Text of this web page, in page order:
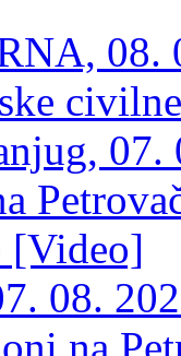
[Video]
08.